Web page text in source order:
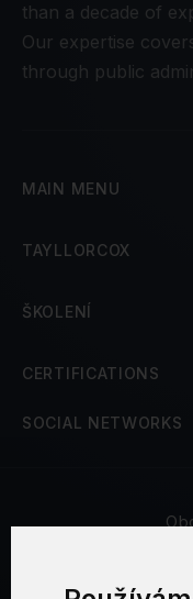
than a decade of
Our expertise
through public
MAIN MENU
TAYLLORCOX
ŠKOLENÍ
CERTIFICATIONS
SOCIAL NETWORKS